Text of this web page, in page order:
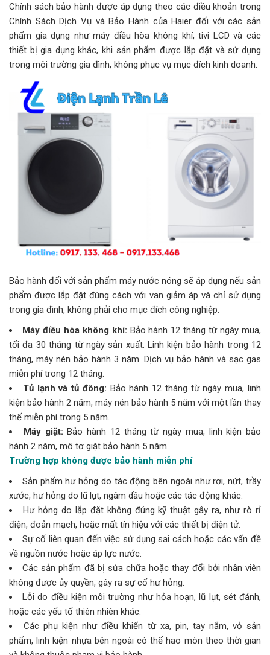
Chính sách bảo hành được áp dụng theo các điều khoản trong
Chính Sách Dịch Vụ và Bảo Hành của Haier đối với các sản
phẩm gia dụng như máy điều hòa không khí, tivi LCD và các
thiết bị gia dụng khác, khi sản phẩm được lắp đặt và sử dụng
trong môi trường gia đình, không phục vụ mục đích kinh doanh.
Bảo hành đối với sản phẩm máy nước nóng sẽ áp dụng nếu sản
phẩm được lắp đặt đúng cách với van giảm áp và chỉ sử dụng
trong gia đình, không phải cho mục đích công nghiệp.
Máy điều hòa không khí: Bảo hành 12 tháng từ ngày mua,
tối đa 30 tháng từ ngày sản xuất. Linh kiện bảo hành trong 12
tháng, máy nén bảo hành 3 năm. Dịch vụ bảo hành và sạc gas
miễn phí trong 12 tháng.
Tủ lạnh và tủ đông: Bảo hành 12 tháng từ ngày mua, linh
kiện bảo hành 2 năm, máy nén bảo hành 5 năm với một lần thay
thế miễn phí trong 5 năm.
Máy giặt:Bảo hành 12 tháng từ ngày mua, linh kiện bảo
hành 2 năm, mô tơ giặt bảo hành 5 năm.
Trường hợp không được bảo hành miễn phí
Sản phẩm hư hỏng do tác động bên ngoài như rơi, nứt, trầy
xước, hư hỏng do lũ lụt, ngâm dầu hoặc các tác động khác.
Hư hỏng do lắp đặt không đúng kỹ thuật gây ra, như rò rỉ
điện, đoản mạch, hoặc mất tín hiệu với các thiết bị điện tử.
Sự cố liên quan đến việc sử dụng sai cách hoặc các vấn đề
về nguồn nước hoặc áp lực nước.
Các sản phẩm đã bị sửa chữa hoặc thay đổi bởi nhân viên
không được ủy quyền, gây ra sự cố hư hỏng.
Lỗi do điều kiện môi trường như hỏa hoạn, lũ lụt, sét đánh,
hoặc các yếu tố thiên nhiên khác.
Các phụ kiện như điều khiển từ xa, pin, tay nắm, vỏ sản
phẩm, linh kiện nhựa bên ngoài có thể hao mòn theo thời gian